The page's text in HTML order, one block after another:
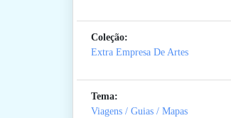
Coleção:
Extra Empresa De Artes
Tema:
Viagens / Guias / Mapas